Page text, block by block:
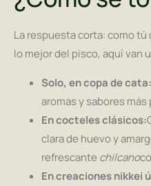
La respuesta corta: como tú
lo mejor del pisco, aquí van
Solo, en copa de cata:
aromas y sabores más
En cocteles clásicos:
clara de huevo y
refrescante chilcano
En creaciones nikkei